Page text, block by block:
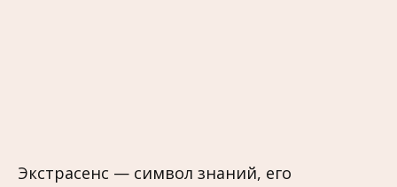
Экстрасенс — символ знаний, его